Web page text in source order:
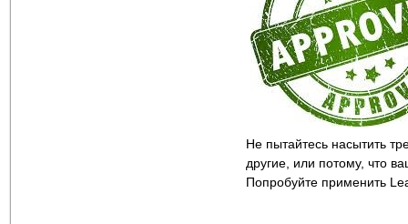
Не пытайтесь насытить
другие, или потому, что
Попробуйте применить